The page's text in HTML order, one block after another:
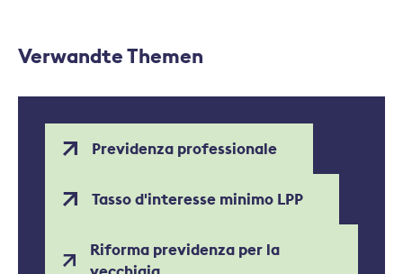
Verwandte Themen
Previdenza professionale
Tasso d'interesse minimo LPP
Riforma previdenza per la